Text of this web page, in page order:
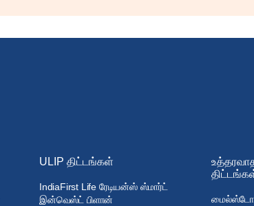
ULIP திட்டங்கள்
IndiaFirst Life ரேடியன்ஸ் ஸ்மார்ட்
இன்வெஸ்ட் பிளான்